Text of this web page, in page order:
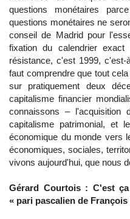
questions monétaires
questions monétaires ne
conseil de Madrid pour
fixation du calendrier
résistance, c'est 1999,
faut comprendre que tout
sur pratiquement deux
capitalisme financier
connaissons – l'acquisition
capitalisme patrimonial, et
économique du monde vers
économiques, sociales,
vivons aujourd'hui, que nous
Gérard Courtois : C'est
« pari pascalien de